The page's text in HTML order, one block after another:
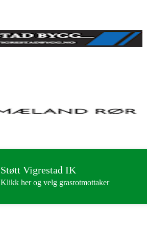
Støtt Vigrestad IK
Klikk her og velg grasrotmottaker